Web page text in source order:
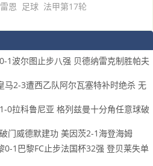
雷恩 足球 法甲第17轮
1波尔图止步八强 贝德纳雷克制胜帕夫
2-3遭西乙队阿尔瓦塞特补时绝杀 无
0拉科鲁尼亚 格列兹曼十分角任意球破
门威德默建功 美因茨2-1海登海姆
1巴黎FC止步法国杯32强 登贝莱失单